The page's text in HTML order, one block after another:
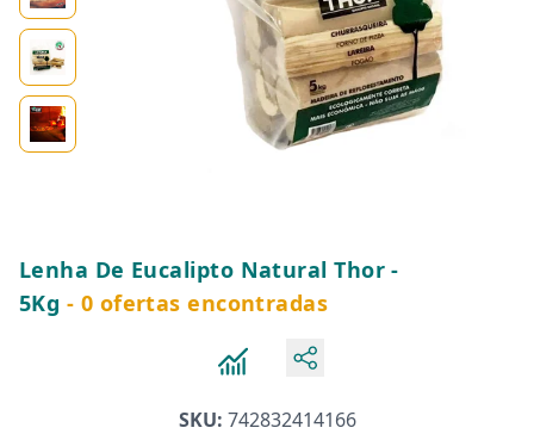
Lenha De Eucalipto Natural Thor -
5Kg - 0 ofertas encontradas
SKU: 742832414166